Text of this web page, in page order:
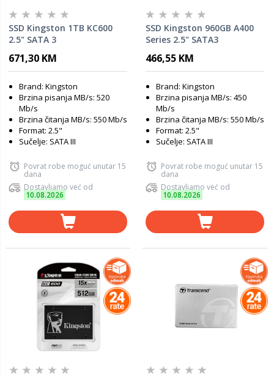
SSD Kingston 1TB KC600
2.5" SATA 3
671,30 KM
Brand: Kingston
Brzina pisanja MB/s: 520
Mb/s
Brzina čitanja MB/s: 550 Mb/s
Format: 2.5"
Sučelje: SATA III
Povrat robe moguć unutar 15
dana
Dostavljamo već od
10.08.2026
SSD Kingston 960GB A400
Series 2.5" SATA3
466,55 KM
Brand: Kingston
Brzina pisanja MB/s: 450
Mb/s
Brzina čitanja MB/s: 550 Mb/s
Format: 2.5"
Sučelje: SATA III
Povrat robe moguć unutar 15
dana
Dostavljamo već od
10.08.2026